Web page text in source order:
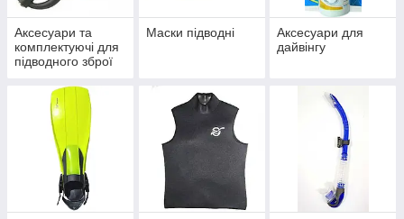
Аксесуари та
комплектуючі для
підводного зброї
Маски підводні
Аксесуари для
дайвінгу